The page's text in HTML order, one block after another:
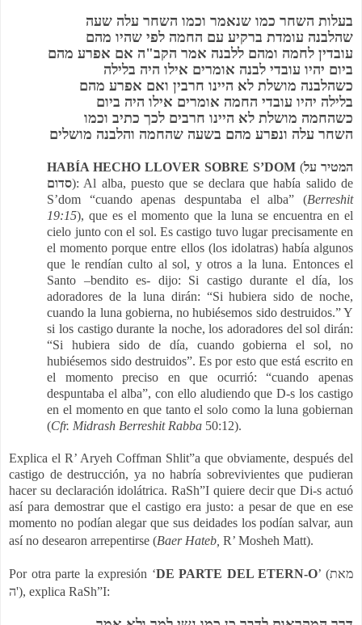
בעלות השחר כמו שנאמר וכמו השחר עלה שעה
שהלבנה עומדת ברקיע עם החמה לפי שהיו מהם
עובדין לחמה ומהם ללבנה אמר הקב"ה אם אפרע מהם
ביום יהיו עובדי לבנה אומרים אילו היה בלילה
כשהלבנה מושלת לא היינו חרבין ואם אפרע מהם
בלילה יהיו עובדי החמה אומרים אילו היה ביום
כשהחמה מושלת לא היינו חרבים לכך כתיב וכמו
השחר עלה ונפרע מהם בשעה שהחמה והלבנה מושלים
HABÍA HECHO LLOVER SOBRE S’DOM (המטיר על
סדום): Al alba, puesto que se declara que había salido de
S’dom “cuando apenas despuntaba el alba” (Berreshit
19:15), que es el momento que la luna se encuentra en el
cielo junto con el sol. Es castigo tuvo lugar precisamente en
el momento porque entre ellos (los idolatras) había algunos
que le rendían culto al sol, y otros a la luna. Entonces el
Santo –bendito es- dijo: Si castigo durante el día, los
adoradores de la luna dirán: “Si hubiera sido de noche,
cuando la luna gobierna, no hubiésemos sido destruidos.” Y
si los castigo durante la noche, los adoradores del sol dirán:
“Si hubiera sido de día, cuando gobierna el sol, no
hubiésemos sido destruidos”. Es por esto que está escrito en
el momento preciso en que ocurrió: “cuando apenas
despuntaba el alba”, con ello aludiendo que D-s los castigo
en el momento en que tanto el solo como la luna gobiernan
(Cfr. Midrash Berreshit Rabba 50:12).
Explica el R’ Aryeh Coffman Shlit”a que obviamente, después del
castigo de destrucción, ya no habría sobrevivientes que pudieran
hacer su declaración idolátrica. RaSh”I quiere decir que Di-s actuó
así para demostrar que el castigo era justo: a pesar de que en ese
momento no podían alegar que sus deidades los podían salvar, aun
así no desearon arrepentirse (Baer Hateb, R’ Mosheh Matt).
Por otra parte la expresión ‘DE PARTE DEL ETERN-O’ (מאת
ה'), explica RaSh”I: